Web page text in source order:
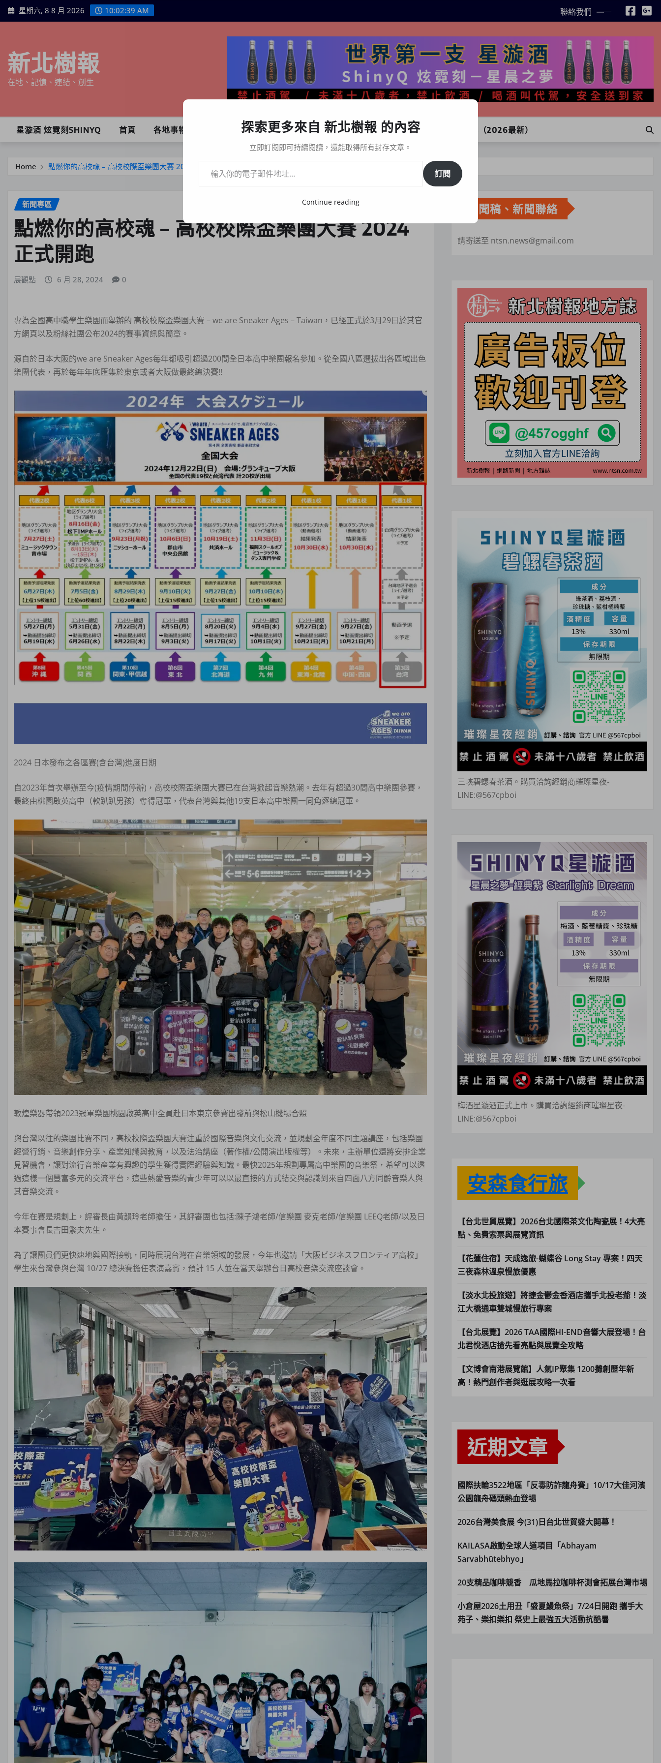
Skip
to
星期六, 8 8 月 2026 10:02:41 AM 聯絡我們
新北樹報
在地、記憶、連結、創生
星漩酒 炫霓刻SHINYQ 首頁 各地事物 生活百態 關於樹報 星漩酒哪裡買｜官方購買通路與LINE訂購（2026最新）
Home 點燃你的高校魂 – 高校校際盃樂團大賽 2024 正式開跑
新聞專區
點燃你的高校魂 – 高校校際盃樂團大賽 2024
正式開跑
展觀點 6 月 28, 2024 0
專為全國高中職學生樂團而舉辦的 高校校際盃樂團大賽 – we are Sneaker Ages – Taiwan，已經正式於3月29日於其官
方網頁以及粉絲社團公布2024的賽事資訊與簡章。
源自於日本大阪的we are Sneaker Ages每年都吸引超過200間全日本高中樂團報名參加。從全國八區選拔出各區域出色
樂團代表，再於每年年底匯集於東京或者大阪做最終總決賽!!
2024 日本發布之各區賽(含台灣)進度日期
自2023年首次舉辦至今(疫情期間停辦)，高校校際盃樂團大賽已在台灣掀起音樂熱潮。去年有超過30間高中樂團參賽，
最終由桃園啟英高中（軟趴趴男孩）奪得冠軍，代表台灣與其他19支日本高中樂團一同角逐總冠軍。
敦煌樂器帶領2023冠軍樂團桃園啟英高中全員赴日本東京參賽出發前與松山機場合照
與台灣以往的樂團比賽不同，高校校際盃樂團大賽注重於國際音樂與文化交流，並規劃全年度不同主題講座，包括樂團
經營行銷、音樂創作分享、產業知識與教育，以及法治講座（著作權/公開演出版權等）。未來，主辦單位還將安排企業
見習機會，讓對流行音樂產業有興趣的學生獲得實際經驗與知識。最快2025年規劃專屬高中樂團的音樂祭，希望可以透
過這樣一個豐富多元的交流平台，這些熱愛音樂的青少年可以以最直接的方式結交與認識到來自四面八方同齡音樂人與
其音樂交流。
今年在賽是規劃上，評審長由黃韻玲老師擔任，其評審團也包括:陳子鴻老師/信樂團 麥克老師/信樂團 LEEQ老師/以及日
本賽事會長吉田繁夫先生。
為了讓團員們更快速地與國際接軌，同時展現台灣在音樂領域的發展，今年也邀請「大阪ビジネスフロンティア高校」
學生來台灣參與台灣 10/27 總決賽擔任表演嘉賓，預計 15 人並在當天舉辦台日高校音樂交流座談會。
新聞稿、新聞聯絡
請寄送至 ntsn.news@gmail.com
三峽碧螺春茶酒。購買洽詢經銷商璀璨星夜-
LINE:@567cpboi
梅酒星漩酒正式上市。購買洽詢經銷商璀璨星夜-
LINE:@567cpboi
安森食行旅
【台北世貿展覽】2026台北國際茶文化陶瓷展！4大亮
點、免費索票與展覽資訊
【花蓮住宿】天成逸旅-蝴蝶谷 Long Stay 專案！四天
三夜森林溫泉慢旅優惠
【淡水北投旅遊】將捷金鬱金香酒店攜手北投老爺！淡
江大橋通車雙城慢旅行專案
【台北展覽】2026 TAA國際HI-END音響大展登場！台
北君悅酒店搶先看亮點與展覽全攻略
【文博會南港展覽館】人氣IP聚集 1200攤創歷年新
高！熱門創作者與逛展攻略一次看
近期文章
國際扶輪3522地區「反毒防詐龍舟賽」10/17大佳河濱
公園龍舟碼頭熱血登場
2026台灣美食展 今(31)日台北世貿盛大開幕！
KAILASA啟動全球人道項目「Abhayam
Sarvabhūtebhyo」
20支精品咖啡競香 瓜地馬拉咖啡杯測會拓展台灣市場
小倉屋2026土用丑「盛夏鰻魚祭」7/24日開跑 攜手大
苑子、樂扣樂扣 祭史上最強五大活動抗酷暑
探索更多來自 新北樹報 的內容
立即訂閱即可持續閱讀，還能取得所有封存文章。
訂閱
Continue reading